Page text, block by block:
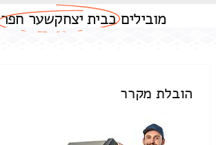
מוביליםבבית יצחקשער חפר
הובלת מקרר